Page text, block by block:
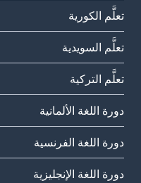
تعلَّم الكورية
تعلَّم السويدية
تعلَّم التركية
دورة اللغة الألمانية
دورة اللغة الفرنسية
دورة اللغة الإنجليزية